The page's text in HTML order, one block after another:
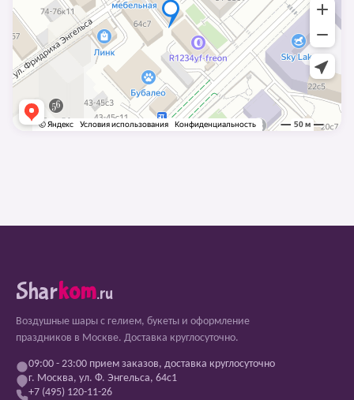
Sharkom.ru
Воздушные шары с гелием, букеты и оформление
праздников в Москве. Доставка круглосуточно.
09:00 - 23:00 прием заказов, доставка круглосуточно
г. Москва, ул. Ф. Энгельса, 64с1
+7 (495) 120-11-26